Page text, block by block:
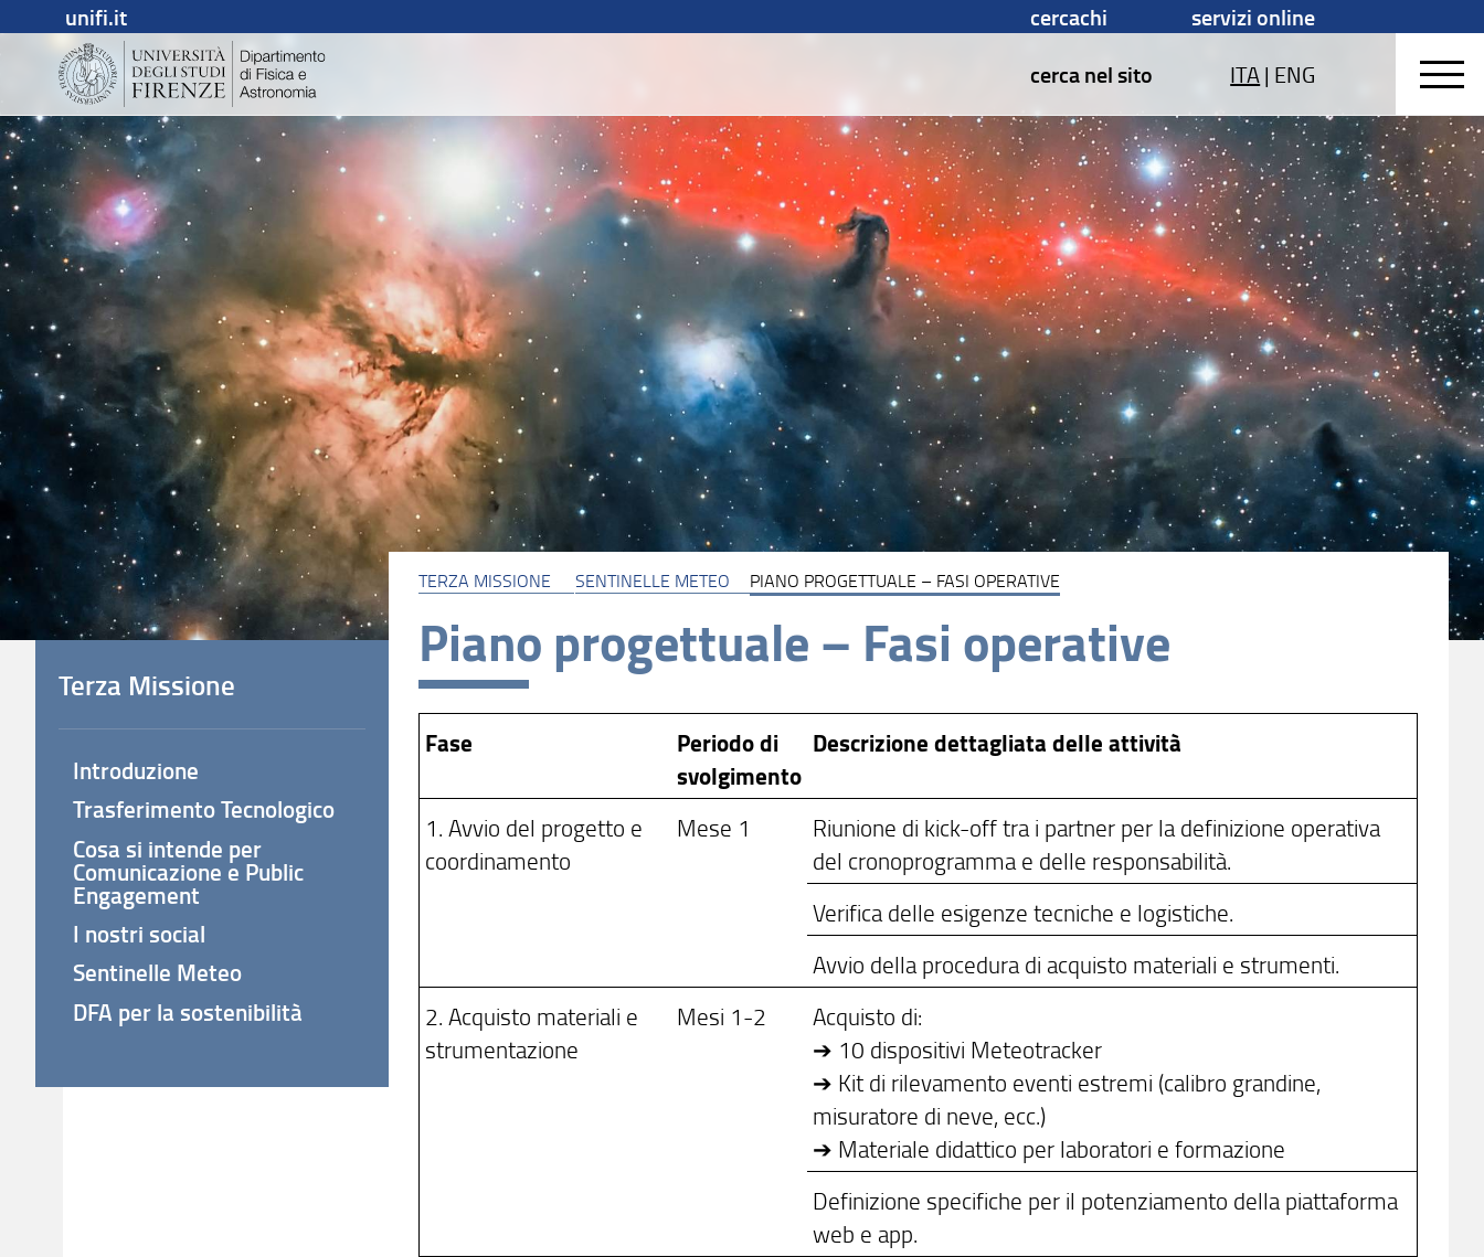
unifi.it cercachi
servizi online
cerca nel sito
ITA| ENG
TERZA MISSIONE SENTINELLE METEO PIANO PROGETTUALE – FASI OPERATIVE
Piano progettuale – Fasi operative
Fase
Periodo di
svolgimento
Descrizione dettagliata delle attività
1. Avvio del progetto e
coordinamento
Mese 1
Riunione di kick-off tra i partner per la definizione operativa
del cronoprogramma e delle responsabilità.
Verifica delle esigenze tecniche e logistiche.
Avvio della procedura di acquisto materiali e strumenti.
2. Acquisto materiali e
strumentazione
Mesi 1-2
Acquisto di:
➔ 10 dispositivi Meteotracker
➔ Kit di rilevamento eventi estremi (calibro grandine,
misuratore di neve, ecc.)
➔ Materiale didattico per laboratori e formazione
Definizione specifiche per il potenziamento della piattaforma
web e app.
Terza Missione
Introduzione
Trasferimento Tecnologico
Cosa si intende per
Comunicazione e Public
Engagement
I nostri social
Sentinelle Meteo
DFA per la sostenibilità